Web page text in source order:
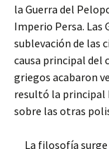
la Guerra del
Imperio Persa. Las
sublevación de las
causa principal del
griegos acabaron
resultó la principal
sobre las otras
La filosofía surge